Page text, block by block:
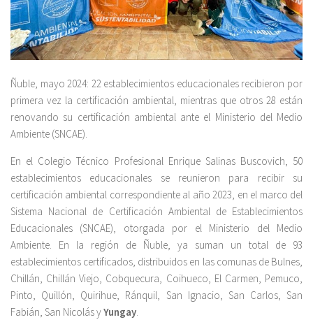
Ñuble, mayo 2024: 22 establecimientos educacionales recibieron por
primera vez la certificación ambiental, mientras que otros 28 están
renovando su certificación ambiental ante el Ministerio del Medio
Ambiente (SNCAE).
En el Colegio Técnico Profesional Enrique Salinas Buscovich, 50
establecimientos educacionales se reunieron para recibir su
certificación ambiental correspondiente al año 2023, en el marco del
Sistema Nacional de Certificación Ambiental de Establecimientos
Educacionales (SNCAE), otorgada por el Ministerio del Medio
Ambiente. En la región de Ñuble, ya suman un total de 93
establecimientos certificados, distribuidos en las comunas de Bulnes,
Chillán, Chillán Viejo, Cobquecura, Coihueco, El Carmen, Pemuco,
Pinto, Quillón, Quirihue, Ránquil, San Ignacio, San Carlos, San
Fabián, San Nicolás yYungay.